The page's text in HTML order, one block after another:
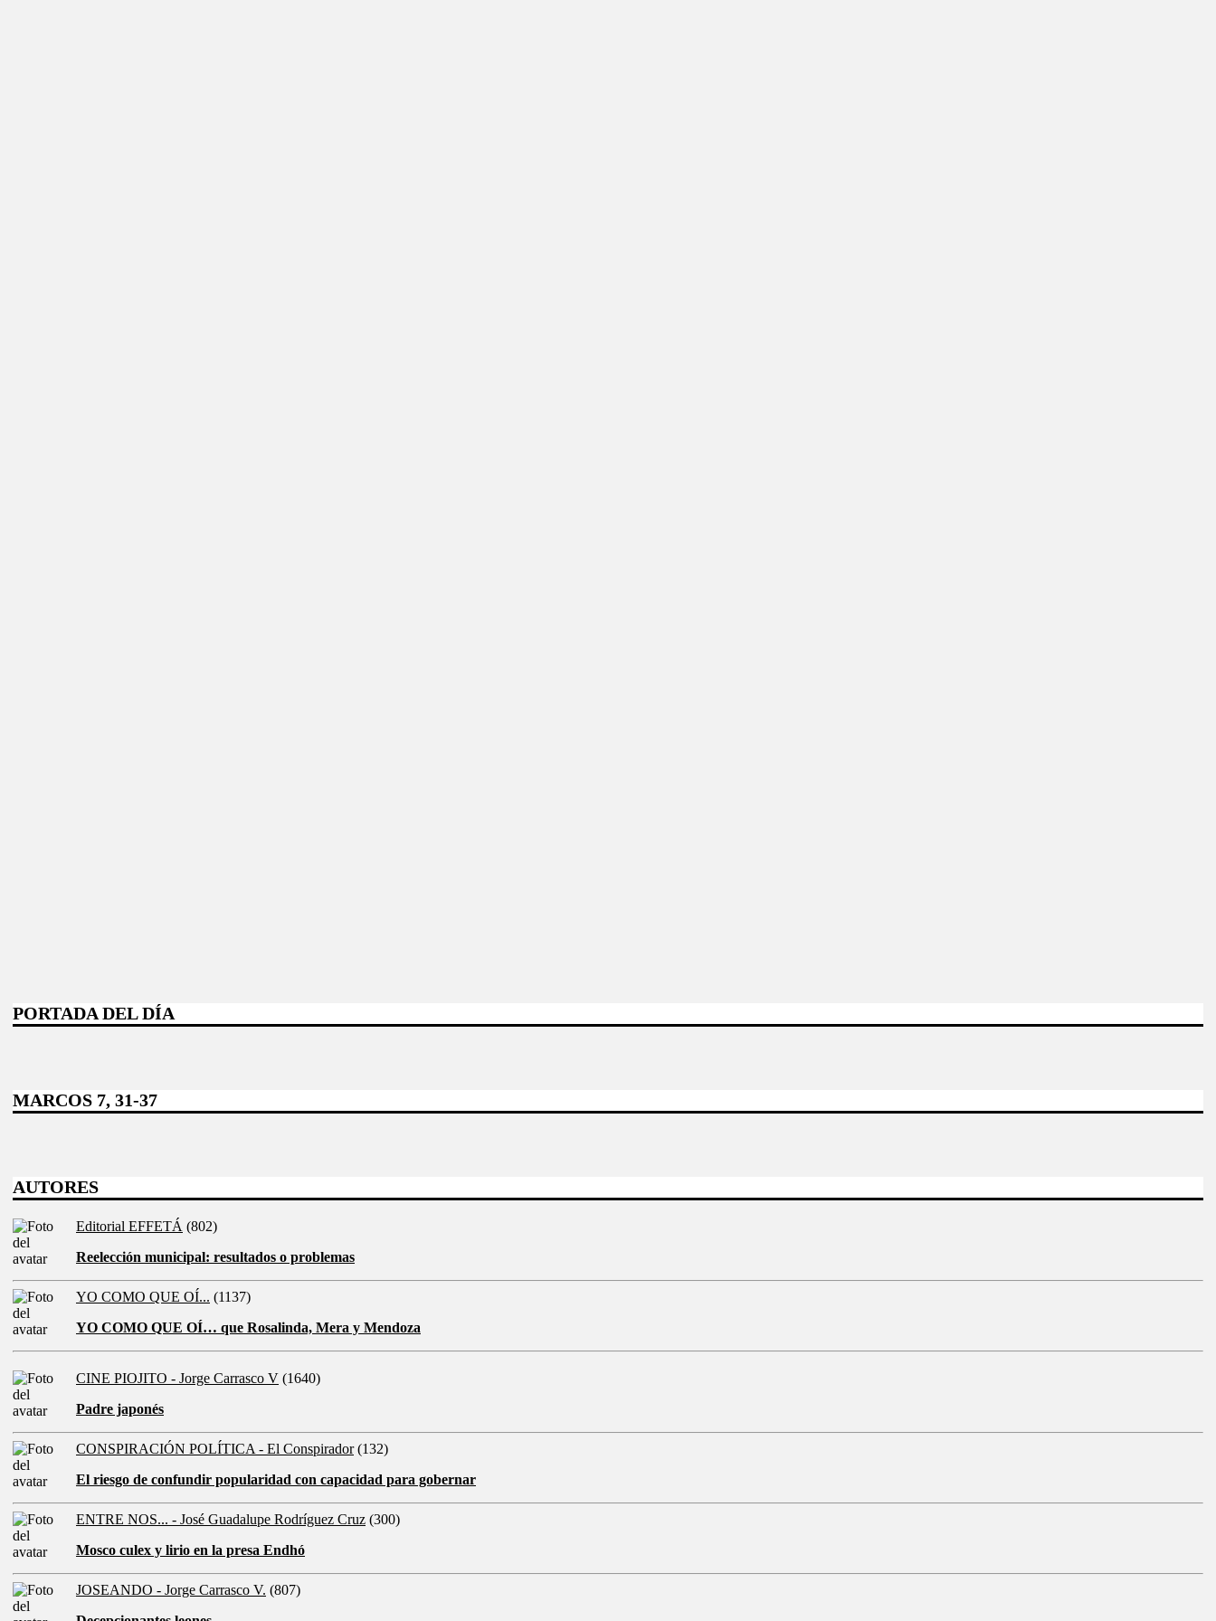
PORTADA DEL DÍA
MARCOS 7, 31-37
AUTORES
Editorial EFFETÁ (802)
Reelección municipal: resultados o problemas
YO COMO QUE OÍ... (1137)
YO COMO QUE OÍ… que Rosalinda, Mera y Mendoza
CINE PIOJITO - Jorge Carrasco V (1640)
Padre japonés
CONSPIRACIÓN POLÍTICA - El Conspirador(132)
El riesgo de confundir popularidad con capacidad para gobernar
ENTRE NOS... - José Guadalupe Rodríguez Cruz (300)
Mosco culex y lirio en la presa Endhó
JOSEANDO - Jorge Carrasco V. (807)